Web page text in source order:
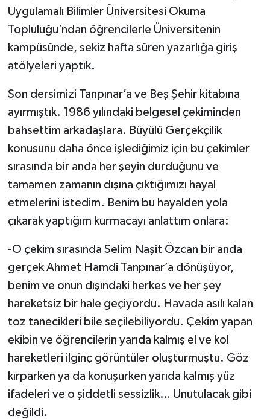
Uygulamalı Bilimler Üniversitesi Okuma
Topluluğu’ndan öğrencilerle Üniversitenin
kampüsünde, sekiz hafta süren yazarlığa giriş
atölyeleri yaptık.
Son dersimizi Tanpınar’a ve Beş Şehir kitabına
ayırmıştık. 1986 yılındaki belgesel çekiminden
bahsettim arkadaşlara. Büyülü Gerçekçilik
konusunu daha önce işlediğimiz için bu çekimler
sırasında bir anda her şeyin durduğunu ve
tamamen zamanın dışına çıktığımızı hayal
etmelerini istedim. Benim bu hayalden yola
çıkarak yaptığım kurmacayı anlattım onlara:
-O çekim sırasında Selim Naşit Özcan bir anda
gerçek Ahmet Hamdi Tanpınar’a dönüşüyor,
benim ve onun dışındaki herkes ve her şey
hareketsiz bir hale geçiyordu. Havada asılı kalan
toz tanecikleri bile seçilebiliyordu. Çekim yapan
ekibin ve öğrencilerin yarıda kalmış el ve kol
hareketleri ilginç görüntüler oluşturmuştu. Göz
kırparken ya da konuşurken yarıda kalmış yüz
ifadeleri ve o şiddetli sessizlik… Unutulacak gibi
değildi.